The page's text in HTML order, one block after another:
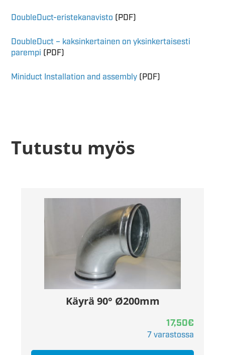
DoubleDuct-eristekanavisto (PDF)
DoubleDuct – kaksinkertainen on yksinkertaisesti
parempi (PDF)
Miniduct Installation and assembly (PDF)
Tutustu myös
Käyrä 90° Ø200mm
17,50€
7 varastossa